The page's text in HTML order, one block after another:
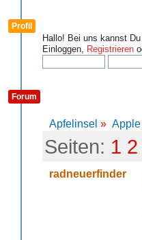
Profil
Hallo! Bei uns kannst
Einloggen, Registrieren
Forum
Apfelinsel » Apple
Seiten: 1 2
radneuerfinder